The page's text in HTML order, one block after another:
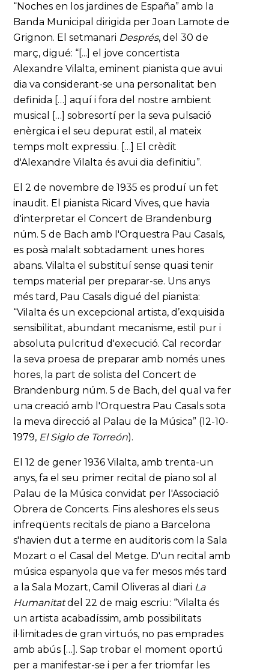
“Noches en los jardines de España” amb la
Banda Municipal dirigida per Joan Lamote de
Grignon. El setmanari Després, del 30 de
març, digué: “[...] el jove concertista
Alexandre Vilalta, eminent pianista que avui
dia va considerant-se una personalitat ben
definida […] aquí i fora del nostre ambient
musical […] sobresortí per la seva pulsació
enèrgica i el seu depurat estil, al mateix
temps molt expressiu. […] El crèdit
d'Alexandre Vilalta és avui dia definitiu”.
El 2 de novembre de 1935 es produí un fet
inaudit. El pianista Ricard Vives, que havia
d'interpretar el Concert de Brandenburg
núm. 5 de Bach amb l'Orquestra Pau Casals,
es posà malalt sobtadament unes hores
abans. Vilalta el substituí sense quasi tenir
temps material per preparar-se. Uns anys
més tard, Pau Casals digué del pianista:
“Vilalta és un excepcional artista, d’exquisida
sensibilitat, abundant mecanisme, estil pur i
absoluta pulcritud d'execució. Cal recordar
la seva proesa de preparar amb només unes
hores, la part de solista del Concert de
Brandenburg núm. 5 de Bach, del qual va fer
una creació amb l'Orquestra Pau Casals sota
la meva direcció al Palau de la Música” (12-10-
1979, El Siglo de Torreón).
El 12 de gener 1936 Vilalta, amb trenta-un
anys, fa el seu primer recital de piano sol al
Palau de la Música convidat per l'Associació
Obrera de Concerts. Fins aleshores els seus
infreqüents recitals de piano a Barcelona
s'havien dut a terme en auditoris com la Sala
Mozart o el Casal del Metge. D'un recital amb
música espanyola que va fer mesos més tard
a la Sala Mozart, Camil Oliveras al diari La
Humanitatdel 22 de maig escriu: “Vilalta és
un artista acabadíssim, amb possibilitats
il·limitades de gran virtuós, no pas emprades
amb abús […]. Sap trobar el moment oportú
per a manifestar-se i per a fer triomfar les